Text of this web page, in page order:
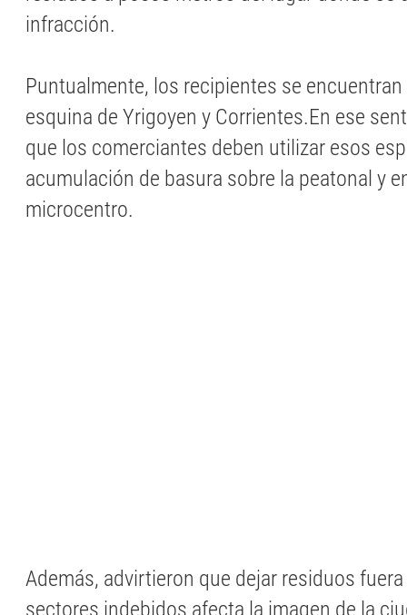
infracción.
Puntualmente, los recipientes se
esquina de Yrigoyen y Corrientes.En ese
que los comerciantes deben utilizar esos
acumulación de basura sobre la peatonal y
microcentro.
Además, advirtieron que dejar residuos
sectores indebidos afecta la imagen de la